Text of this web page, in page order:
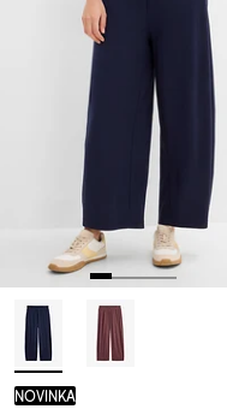
novinka